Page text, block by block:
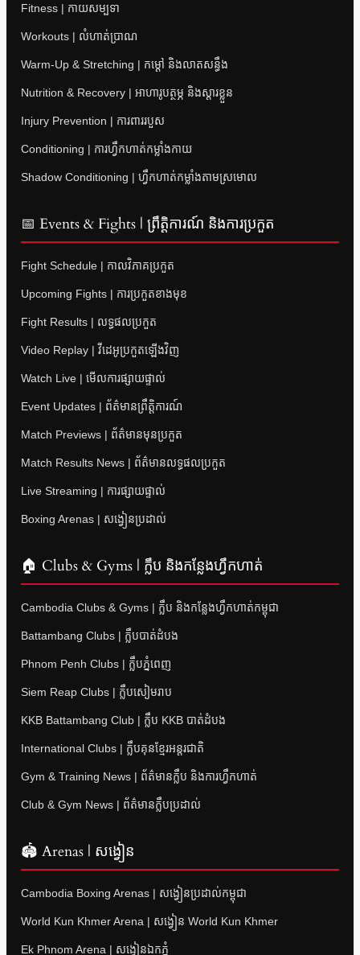
Fitness | កាយសម្បទា
Workouts | លំហាត់ប្រាណ
Warm-Up & Stretching | កម្តៅ និងលាតសន្ធឹង
Nutrition & Recovery | អាហារូបត្ថម្ភ និងស្តារខ្លួន
Injury Prevention | ការពាររបួស
Conditioning | ការហ្វឹកហាត់កម្លាំងកាយ
Shadow Conditioning | ហ្វឹកហាត់កម្លាំងតាមស្រមោល
📅 Events & Fights | ព្រឹត្តិការណ៍ និងការប្រកួត
Fight Schedule | កាលវិភាគប្រកួត
Upcoming Fights | ការប្រកួតខាងមុខ
Fight Results | លទ្ធផលប្រកួត
Video Replay | វីដេអូប្រកួតឡើងវិញ
Watch Live | មើលការផ្សាយផ្ទាល់
Event Updates | ព័ត៌មានព្រឹត្តិការណ៍
Match Previews | ព័ត៌មានមុនប្រកួត
Match Results News | ព័ត៌មានលទ្ធផលប្រកួត
Live Streaming | ការផ្សាយផ្ទាល់
Boxing Arenas | សង្វៀនប្រដាល់
🏠 Clubs & Gyms | ក្លឹប និងកន្លែងហ្វឹកហាត់
Cambodia Clubs & Gyms | ក្លឹប និងកន្លែងហ្វឹកហាត់កម្ពុជា
Battambang Clubs | ក្លឹបបាត់ដំបង
Phnom Penh Clubs | ក្លឹបភ្នំពេញ
Siem Reap Clubs | ក្លឹបសៀមរាប
KKB Battambang Club | ក្លឹប KKB បាត់ដំបង
International Clubs | ក្លឹបគុនខ្មែរអន្តរជាតិ
Gym & Training News | ព័ត៌មានក្លឹប និងការហ្វឹកហាត់
Club & Gym News | ព័ត៌មានក្លឹបប្រដាល់
🏟 Arenas | សង្វៀន
Cambodia Boxing Arenas | សង្វៀនប្រដាល់កម្ពុជា
World Kun Khmer Arena | សង្វៀន World Kun Khmer
Ek Phnom Arena | សង្វៀនឯកភ្នំ